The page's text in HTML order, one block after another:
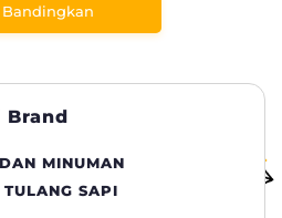
Brand
MINUMAN
SAPI